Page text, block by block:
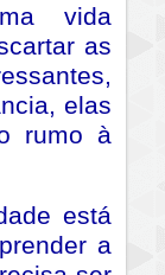
vida
as
elas
rumo à
está
a